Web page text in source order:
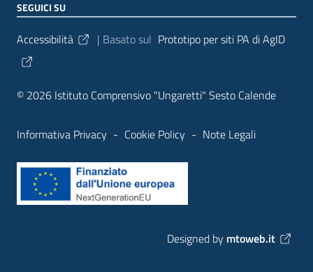
SEGUICI SU
Sezione Link Utili
Accessibilità | Basato sul Prototipo per siti PA di AgID
© 2026 Istituto Comprensivo "Ungaretti" Sesto Calende
Informativa Privacy - Cookie Policy - Note Legali
Designed by mtoweb.it